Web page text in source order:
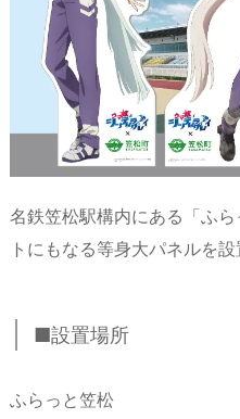
名鉄笠松駅構内にある「ふ
トにもなる等身大パネルを設
■設置場所
ふらっと笠松